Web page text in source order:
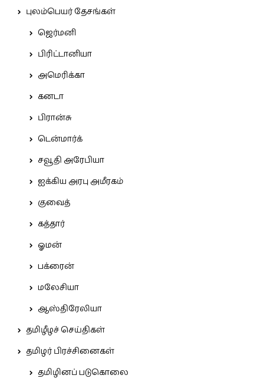
புலம்பெயர் தேசங்கள்
ஜெர்மனி
பிரிட்டானியா
அமெரிக்கா
கனடா
பிரான்சு
டென்மார்க்
சவூதி அரேபியா
ஐக்கிய அரபு அமீரகம்
குவைத்
கத்தார்
ஓமன்
பக்ரைன்
மலேசியா
ஆஸ்திரேலியா
தமிழீழச் செய்திகள்
தமிழர் பிரச்சினைகள்
தமிழினப் படுகொலை